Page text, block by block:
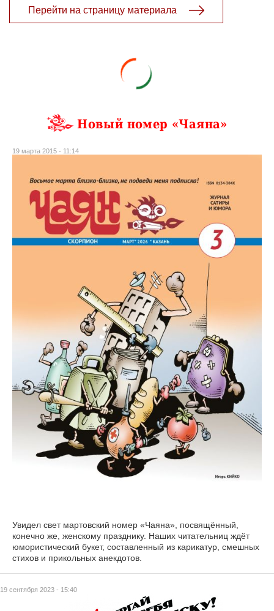
Перейти на страницу материала
19 сентября 2023 - 15:40
Новый номер «Чаяна»
19 марта 2015 - 11:14
Увидел свет мартовский номер «Чаяна», посвящённый,
конечно же, женскому празднику. Наших читательниц ждёт
юмористический букет, составленный из карикатур, смешных
стихов и прикольных анекдотов.